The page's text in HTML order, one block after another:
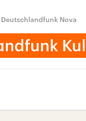
Deutschlandfunk Nova